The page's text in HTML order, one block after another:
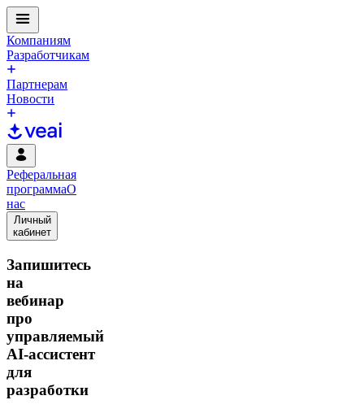
Компаниям
Разработчикам
Партнерам
Новости
Реферальная
программаО
нас
Личный
кабинет
Запишитесь
на
вебинар
про
управляемый
AI‑ассистент
для
разработки